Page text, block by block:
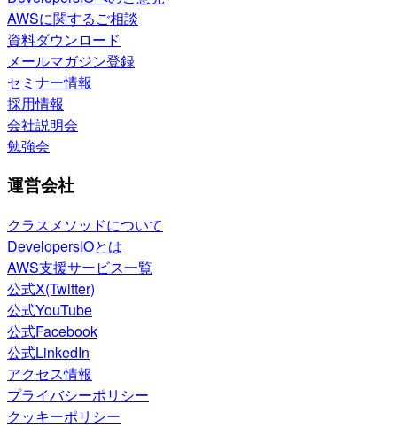
AWSに関するご相談
資料ダウンロード
メールマガジン登録
セミナー情報
採用情報
会社説明会
勉強会
運営会社
クラスメソッドについて
DevelopersIOとは
AWS支援サービス一覧
公式X(Twitter)
公式YouTube
公式Facebook
公式LinkedIn
アクセス情報
プライバシーポリシー
クッキーポリシー